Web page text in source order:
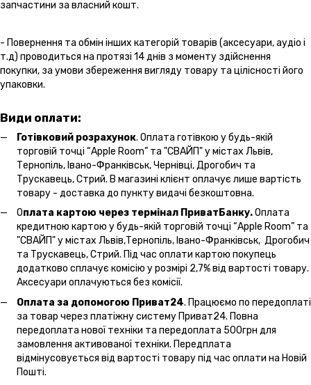
запчастини за власний кошт.
- Повернення та обмін інших категорій товарів (аксесуари, аудіо і
т.д) проводиться на протязі 14 днів з моменту здійснення
покупки, за умови збереження вигляду товару та цілісності його
упаковки.
Види оплати:
Готівковий розрахунок. Оплата готівкою у будь-якій
торговій точці “Apple Room” та "СВАЙП" у містах Львів,
Тернопіль, Івано-Франківськ, Чернівці, Дрогобич та
Трускавець, Стрий. В магазині клієнт оплачує лише вартість
товару - доставка до пункту видачі безкоштовна.
Оплата картою через термінал ПриватБанку.Оплата
кредитною картою у будь-якій торговій точці “Apple Room” та
"СВАЙП" у містах Львів,Тернопіль, Івано-Франківськ, Дрогобич
та Трускавець, Стрий. Під час оплати картою покупець
додатково сплачує комісію у розмірі 2,7% від вартості товару.
Аксесуари оплачуються без комісії.
Оплата за допомогою Приват24. Працюємо по передоплаті
за товар через платіжну систему Приват24. Повна
передоплата нової техніки та передоплата 500грн для
замовлення активованої техніки. Передплата
відмінусовується від вартості товару під час оплати на Новій
Пошті.